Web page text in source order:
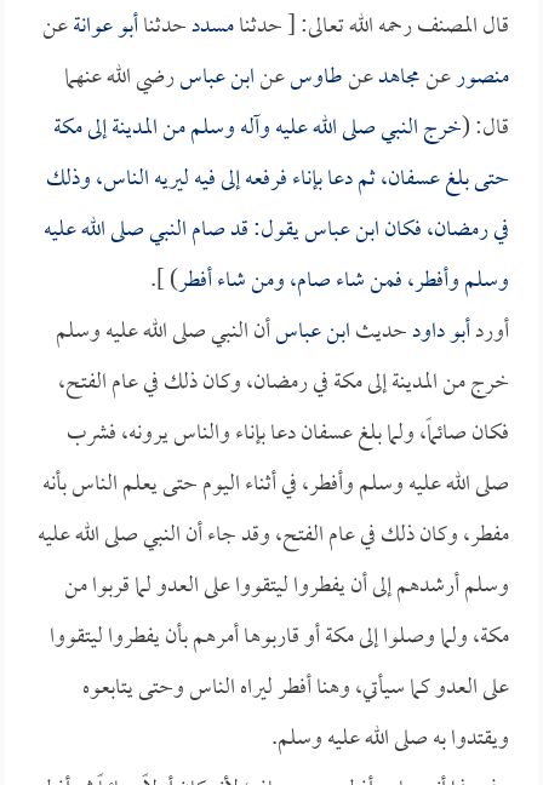
قال المصنف رحمه الله تعالى: [ حدثنامسددحدثناأبو عوانةعن
منصورعنمجاهدعنطاوسعنابن عباسرضي الله عنهما
قال: (خرج النبي صلى الله عليه وآله وسلم من المدينة إلى مكة
حتى بلغ عسفان، ثم دعا بإناء فرفعه إلى فيه ليريه الناس، وذلك
في رمضان، فكانابن عباسيقول: قد صام النبي صلى الله عليه
وسلم وأفطر، فمن شاء صام، ومن شاء أفطر) ].
أوردأبو داودحديثابن عباسأن النبي صلى الله عليه وسلم
خرج من المدينة إلى مكة في رمضان، وكان ذلك في عام الفتح،
فكان صائماً، ولما بلغ عسفان دعا بإناء والناس يرونه، فشرب
صلى الله عليه وسلم وأفطر، في أثناء اليوم حتى يعلم الناس بأنه
مفطر، وكان ذلك في عام الفتح، وقد جاء أن النبي صلى الله عليه
وسلم أرشدهم إلى أن يفطروا ليتقووا على العدو لما قربوا من
مكة، ولما وصلوا إلى مكة أو قاربوها أمرهم بأن يفطروا ليتقووا
على العدو كما سيأتي، وهنا أفطر ليراه الناس وحتى يتابعوه
ويقتدوا به صلى الله عليه وسلم.